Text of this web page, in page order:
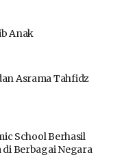
Anak
Asrama Tahfidz
School Berhasil
Berbagai Negara